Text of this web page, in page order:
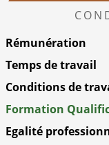
Rémunération
Temps de travail
Conditions de
Formation
Egalité